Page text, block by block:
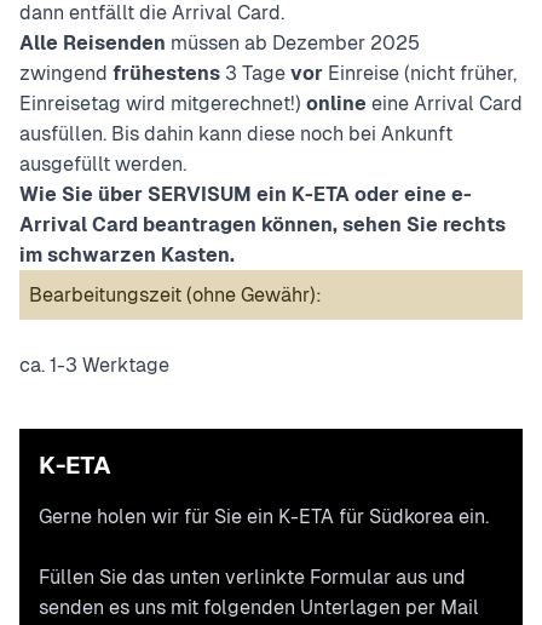
dann entfällt die Arrival Card.
Alle Reisenden müssen ab Dezember 2025
zwingend frühestens 3 Tage vor Einreise (nicht früher,
Einreisetag wird mitgerechnet!) online eine Arrival Card
ausfüllen. Bis dahin kann diese noch bei Ankunft
ausgefüllt werden.
Wie Sie über SERVISUM ein K-ETA oder eine e-
Arrival Card beantragen können, sehen Sie rechts
im schwarzen Kasten.
Bearbeitungszeit (ohne Gewähr):
ca. 1-3 Werktage
K-ETA
Gerne holen wir für Sie ein K-ETA für Südkorea ein.
Füllen Sie das unten verlinkte Formular aus und
senden es uns mit folgenden Unterlagen per Mail